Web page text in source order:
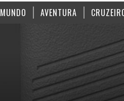
MUNDO AVENTURA